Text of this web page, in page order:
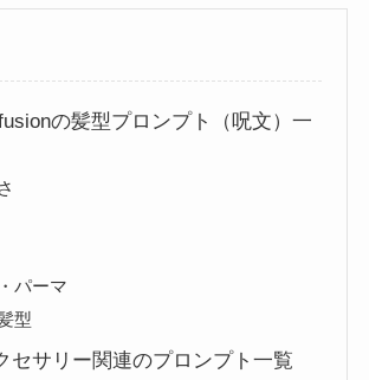
の髪型プロンプト（呪文）一
パーマ
型
セサリー関連のプロンプト一覧